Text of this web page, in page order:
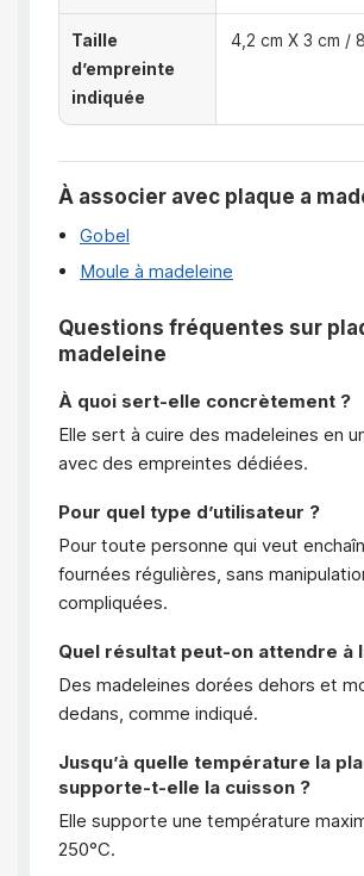
Taille
d’empreinte
indiquée
4,2 cm X 3 cm /
À associer avec plaque a
Gobel
Moule à madeleine
Questions fréquentes sur
madeleine
À quoi sert-elle concrètement ?
Elle sert à cuire des madeleines en
avec des empreintes dédiées.
Pour quel type d’utilisateur ?
Pour toute personne qui veut
fournées régulières, sans
compliquées.
Quel résultat peut-on attendre à
Des madeleines dorées dehors et
dedans, comme indiqué.
Jusqu’à quelle température la
supporte-t-elle la cuisson ?
Elle supporte une température
250°C.